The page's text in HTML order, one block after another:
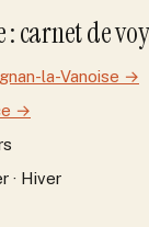
: carnet de
la-Vanoise →
→
· Hiver